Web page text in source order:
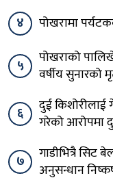
४
पोखरामा
५
पोखराको
वर्षीय सुनारको
६
दुई
गरेको आरोपमा
७
गाडीभित्रै सिट
अनुसन्धान